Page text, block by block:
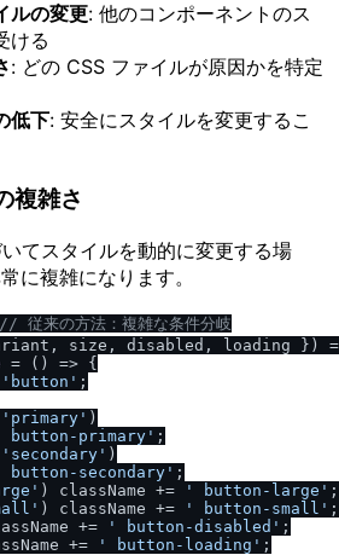
ルの変更: 他のコンポーネントのス
ける
: どの CSS ファイルが原因かを特定
低下: 安全にスタイルを変更するこ
複雑さ
てスタイルを動的に変更する場
に複雑になります。
/ / 従来の方法：複雑な条件分岐
size, disabled, loading } )
= ( ) => {
'button' ;
'primary' )
button-primary' ;
'secondary' )
button-secondary' ;
) className += ' button-large' ;
) className += ' button-small' ;
+= ' button-disabled' ;
+= ' button-loading' ;